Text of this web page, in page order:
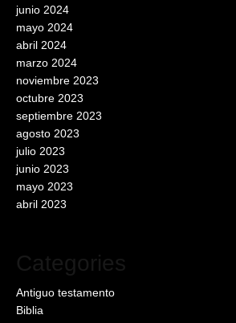
junio 2024
mayo 2024
abril 2024
marzo 2024
noviembre 2023
octubre 2023
septiembre 2023
agosto 2023
julio 2023
junio 2023
mayo 2023
abril 2023
Categories
Antiguo testamento
Biblia